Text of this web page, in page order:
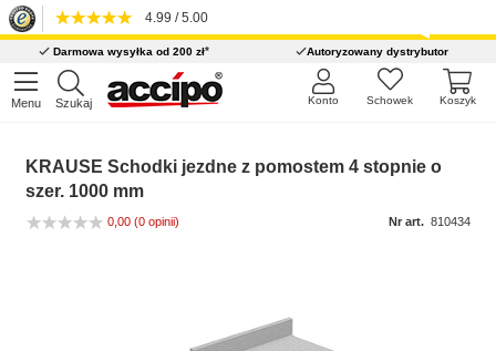
4.99 / 5.00
Darmowa wysyłka od 200 zł* Autoryzowany dystrybutor
Menu Szukaj Koszyk
Schowek
Konto
KRAUSE Schodki jezdne z pomostem 4 stopnie o
szer. 1000 mm
0,00 (0 opinii) Nr art. 810434